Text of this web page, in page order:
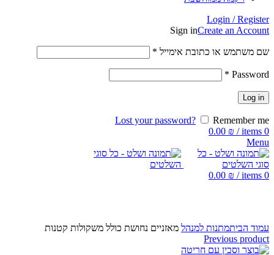
Login / Register
Sign inCreate an Account
שם משתמש או כתובת אימייל *
Password
*
Log in
Lost your password?
Remember me
0
items
/
0.00 ₪
Menu
0
items
/
0.00 ₪
עמוד הביתמתנות למנהל מאזניים נחושת כולל משקולות קטנות
Previous product